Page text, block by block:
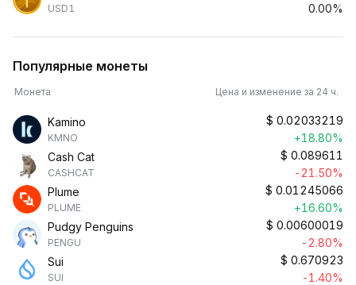
USD1
0.00%
Популярные монеты
Монета Цена и изменение за 24 ч.
Kamino
KMNO
$ 0.02033219
+18.80%
Cash Cat
CASHCAT
$ 0.089611
-21.50%
Plume
PLUME
$ 0.01245066
+16.60%
Pudgy Penguins
PENGU
$ 0.00600019
-2.80%
Sui
SUI
$ 0.670923
-1.40%